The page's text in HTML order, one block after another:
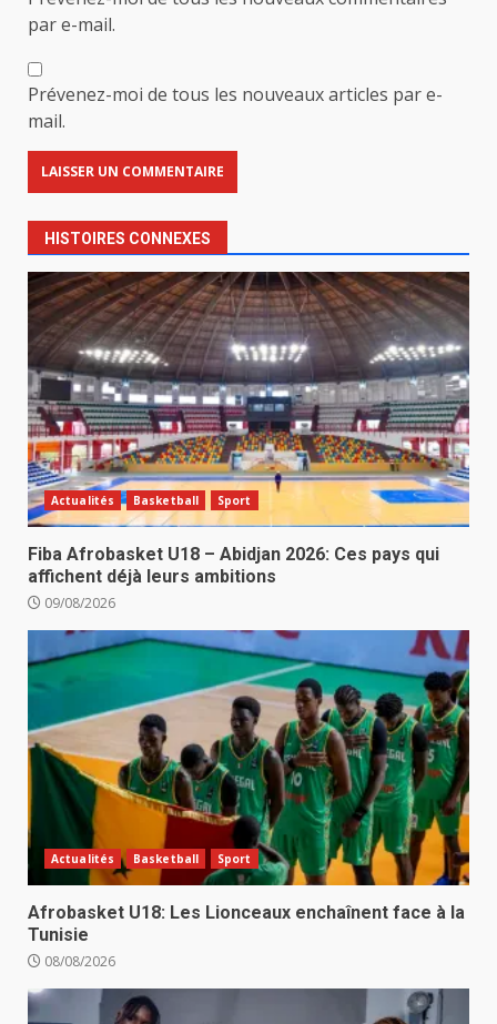
par e-mail.
Prévenez-moi de tous les nouveaux articles par e-
mail.
HISTOIRES CONNEXES
Actualités Basketball Sport
Fiba Afrobasket U18 – Abidjan 2026: Ces pays qui
affichent déjà leurs ambitions
09/08/2026
Actualités Basketball Sport
Afrobasket U18: Les Lionceaux enchaînent face à la
Tunisie
08/08/2026